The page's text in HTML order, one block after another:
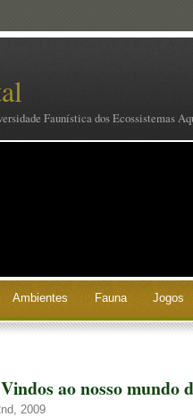
Faunística dos Ecossistemas
Ambientes Fauna Jogos
ao nosso mundo
2009